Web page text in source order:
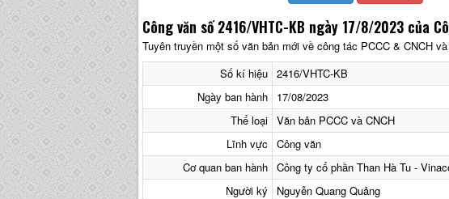
Công văn số 2416/VHTC-KB ngày 17/8/2023 của
Tuyên truyền một số văn bản mới về công tác PCCC & CNCH
Số kí hiệu 2416/VHTC-KB
Ngày ban hành
17/08/2023
Thể loại Văn bản PCCC và CNCH
Lĩnh vực
Công văn
Cơ quan ban hành Công ty cổ phần Than Hà Tu -
Người ký
Nguyễn Quang Quảng